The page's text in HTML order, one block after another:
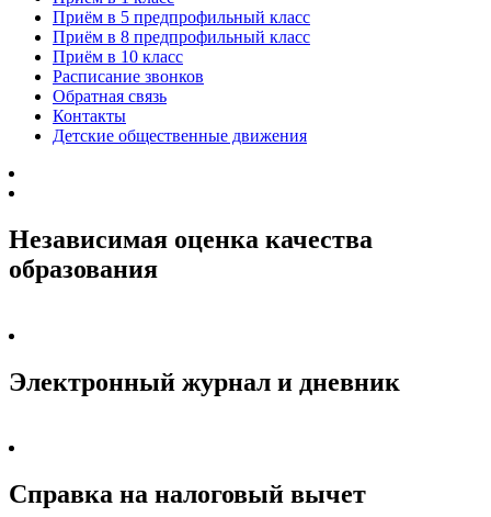
Приём в 5 предпрофильный класс
Приём в 8 предпрофильный класс
Приём в 10 класс
Расписание звонков
Обратная связь
Контакты
Детские общественные движения
Независимая оценка качества
образования
Электронный журнал и дневник
Справка на налоговый вычет